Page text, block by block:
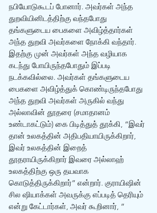
நபியோடுகூடப் போனார். அவர்கள் அந்த
துறவியினிடத்திற்கு வந்தபோது
தங்களுடைய பைகளை அவிழ்த்தார்கள்
அந்த துறவி அவர்களை நோக்கி வந்தார்.
இதற்கு முன் அவர்கள் அந்த வழியாக
கடந்து போயிருந்தபோதும் இப்படி
நடக்கவில்லை. அவர்கள் தங்களுடைய
பைகளை அவிழ்த்துக் கொண்டிருந்தபோது
அந்த துறவி அவர்கள் அருகில் வந்து
அல்லாவின் தூதரை (சமாதானம்
உண்டாகட்டும்) கை பிடித்துத் தூக்கி, “இவர்
தான் உலகத்தின் அதிபதியாயிருக்கிறார்,
இவர் உலகத்தின் இறைத்
தூதராயிருக்கிறார் இவரை அல்லாஹ்
உலகத்திற்கு ஒரு தயவாக
கொடுத்திருக்கிறார்” என்றார். குராயிஷின்
சில ஷியாக்கள் அவருக்கு எப்படித் தெரியும்
என்று கேட்டார்கள், அவர் கூறினார், ”